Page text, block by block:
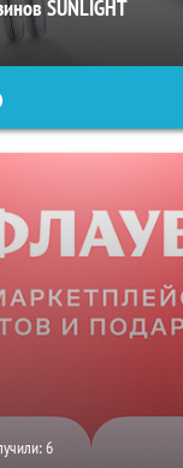
SUNLIGHT
6